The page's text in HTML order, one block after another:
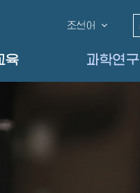
조선어
육 과학연구